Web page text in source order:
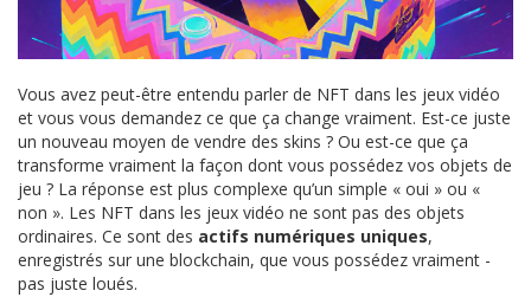
Vous avez peut-être entendu parler de NFT dans les jeux vidéo
et vous vous demandez ce que ça change vraiment. Est-ce juste
un nouveau moyen de vendre des skins ? Ou est-ce que ça
transforme vraiment la façon dont vous possédez vos objets de
jeu ? La réponse est plus complexe qu’un simple « oui » ou «
non ». Les NFT dans les jeux vidéo ne sont pas des objets
ordinaires. Ce sont des actifs numériques uniques,
enregistrés sur une blockchain, que vous possédez vraiment -
pas juste loués.